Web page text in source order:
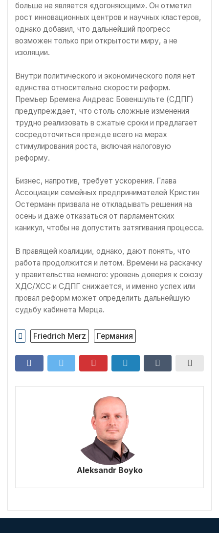
больше не является «догоняющим». Он отметил
рост инновационных центров и научных кластеров,
однако добавил, что дальнейший прогресс
возможен только при открытости миру, а не
изоляции.
Внутри политического и экономического поля нет
единства относительно скорости реформ.
Премьер Бремена Андреас Бовеншульте (СДПГ)
предупреждает, что столь сложные изменения
трудно реализовать в сжатые сроки и предлагает
сосредоточиться прежде всего на мерах
стимулирования роста, включая налоговую
реформу.
Бизнес, напротив, требует ускорения. Глава
Ассоциации семейных предпринимателей Кристин
Остерманн призвала не откладывать решения на
осень и даже отказаться от парламентских
каникул, чтобы не допустить затягивания процесса.
В правящей коалиции, однако, дают понять, что
работа продолжится и летом. Времени на раскачку
у правительства немного: уровень доверия к союзу
ХДС/ХСС и СДПГ снижается, и именно успех или
провал реформ может определить дальнейшую
судьбу кабинета Мерца.
Friedrich Merz Германия
Aleksandr Boyko